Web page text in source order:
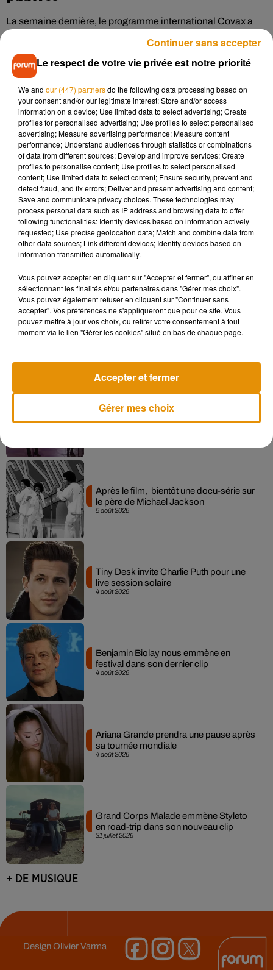
La semaine dernière, le programme international Covax a
vaccins anti-Covid.
Covax permet aux 92 pays les plus pauvres d’obtenir des
doses de vaccins, grâce à des fonds réunis par des
donateurs. Il est co-dirigé par l’OMS, l’alliance vaccinale
Gavi et la Coalition for Epidemic Preparedness Innovations.
Le but du programme est de distribuer suffisamment de
doses pourvacciner jusqu’à 27% de la population dans les
92 paysles plus pauvres d’ici la fin de l’année.
Le système Covax adéjà fourni plus de 38 millions de
doses à 113 pays .
(Avec AFP)
Musique
La version réécrite de « Beautiful Day »
interprétée lors des...
5 août 2026
Après le film, bientôt une docu-série sur
le père de Michael Jackson
4 août 2026
Tiny Desk invite Charlie Puth pour une
live session solaire
4 août 2026
Benjamin Biolay nous emmène en
festival dans son dernier clip
4 août 2026
Ariana Grande prendra une pause après
sa tournée mondiale
31 juillet 2026
Grand Corps Malade emmène Styleto
en road-trip dans son nouveau clip
+ DE MUSIQUE
DesignOlivier Varma
Le respect de votre vie privée est notre priorité
We and our (447) partnersdo the following data processing based on
your consent and/or our legitimate interest: Store and/or access
information on a device; Use limited data to select advertising; Create
profiles for personalised advertising; Use profiles to select personalised
advertising; Measure advertising performance; Measure content
performance; Understand audiences through statistics or combinations
of data from different sources; Develop and improve services; Create
profiles to personalise content; Use profiles to select personalised
content; Use limited data to select content; Ensure security, prevent and
detect fraud, and fix errors; Deliver and present advertising and content;
Save and communicate privacy choices. These technologies may
process personal data such as IP address and browsing data to offer
following functionalities: Identify devices based on information actively
requested; Use precise geolocation data; Match and combine data from
other data sources; Link different devices; Identify devices based on
information transmitted automatically.
Vous pouvez accepter en cliquant sur "Accepter et fermer", ou affiner en
sélectionnant les finalités et/ou partenaires dans "Gérer mes choix".
Vous pouvez également refuser en cliquant sur "Continuer sans
accepter". Vos préférences ne s'appliqueront que pour ce site. Vous
pouvez mettre à jour vos choix, ou retirer votre consentement à tout
moment via le lien "Gérer les cookies" situé en bas de chaque page.
Gérer mes choix
Accepter et fermer
Continuer sans accepter